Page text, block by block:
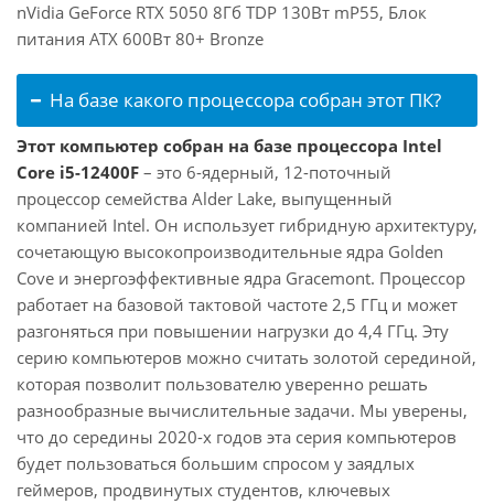
nVidia GeForce RTX 5050 8Гб TDP 130Вт mP55, Блок
питания ATX 600Вт 80+ Bronze
На базе какого процессора собран этот ПК?
Этот компьютер собран на базе процессора Intel
Core i5-12400F – это 6-ядерный, 12-поточный
процессор семейства Alder Lake, выпущенный
компанией Intel. Он использует гибридную архитектуру,
сочетающую высокопроизводительные ядра Golden
Cove и энергоэффективные ядра Gracemont. Процессор
работает на базовой тактовой частоте 2,5 ГГц и может
разгоняться при повышении нагрузки до 4,4 ГГц. Эту
серию компьютеров можно считать золотой серединой,
которая позволит пользователю уверенно решать
разнообразные вычислительные задачи. Мы уверены,
что до середины 2020-х годов эта серия компьютеров
будет пользоваться большим спросом у заядлых
геймеров, продвинутых студентов, ключевых